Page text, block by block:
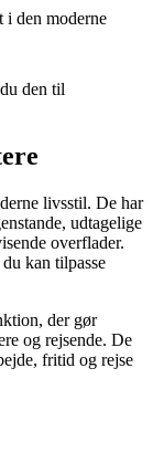
i den moderne
den til
livsstil. De har
udtagelige
overflader.
kan tilpasse
der gør
og rejsende. De
fritid og rejse